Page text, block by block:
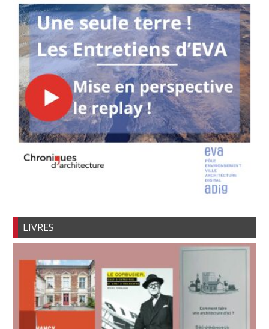
LIVRES